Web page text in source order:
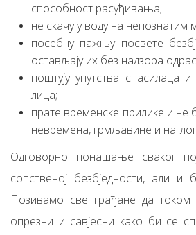
способност расуђивања;
не скачу у воду на непознатим
посебну пажњу посвете
остављају их без надзора
поштују упутства спасилаца
лица;
прате временске прилике и не
невремена, грмљавине и
Одговорно понашање сваког
сопственој безбједности, али и
Позивамо све грађане да током
опрезни и савјесни како би се